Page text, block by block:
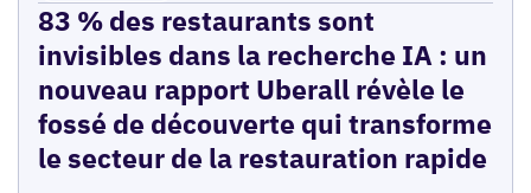
83 % des restaurants sont
invisibles dans la recherche IA : un
nouveau rapport Uberall révèle le
fossé de découverte qui transforme
le secteur de la restauration rapide